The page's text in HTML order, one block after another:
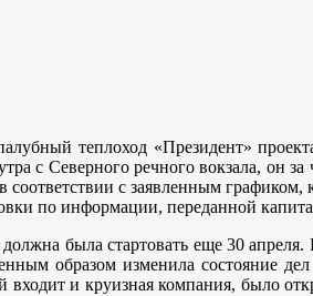
теплоход «Президент»
с Северного речного вокзала, он
с заявленным графиком,
по информации, переданной
была стартовать еще 30
образом изменила состояние
и круизная компания, было